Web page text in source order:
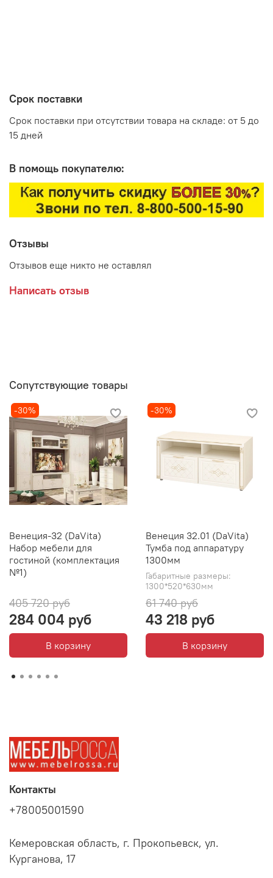
Мебельная фабрика ВИТРА, Торговая марка DaVita
Срок поставки
Срок поставки при отсутствии товара на складе: от 5 до
15 дней
В помощь покупателю:
Отзывы
Отзывов еще никто не оставлял
Написать отзыв
Сопутствующие товары
-30%
Венеция-32 (DaVita)
Набор мебели для
гостиной (комплектация
№1)
405 720 руб
284 004 руб
В корзину
-30%
Венеция 32.01 (DaVita)
Тумба под аппаратуру
1300мм
Габаритные размеры:
1300*520*630мм
61 740 руб
43 218 руб
В корзину
Контакты
+78005001590
Кемеровская область, г. Прокопьевск, ул.
Курганова, 17